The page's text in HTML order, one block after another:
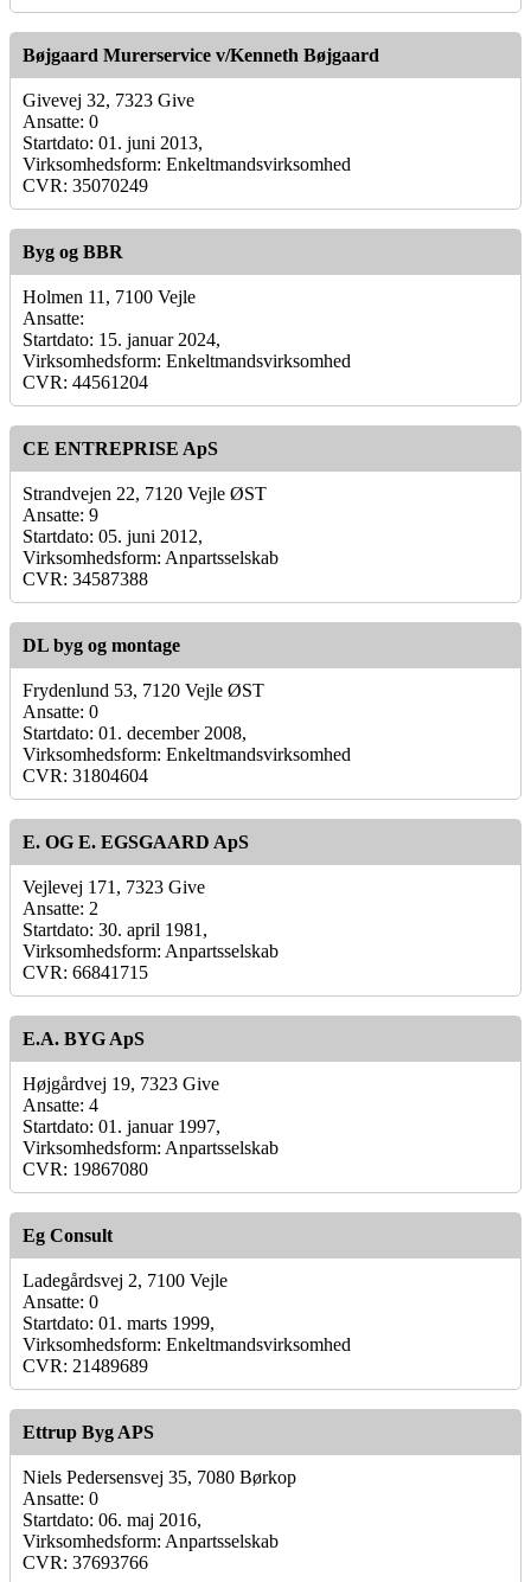
Bøjgaard Murerservice v/Kenneth Bøjgaard
Givevej 32, 7323 Give
Ansatte: 0
Startdato: 01. juni 2013,
Virksomhedsform: Enkeltmandsvirksomhed
CVR: 35070249
Byg og BBR
Holmen 11, 7100 Vejle
Ansatte:
Startdato: 15. januar 2024,
Virksomhedsform: Enkeltmandsvirksomhed
CVR: 44561204
CE ENTREPRISE ApS
Strandvejen 22, 7120 Vejle ØST
Ansatte: 9
Startdato: 05. juni 2012,
Virksomhedsform: Anpartsselskab
CVR: 34587388
DL byg og montage
Frydenlund 53, 7120 Vejle ØST
Ansatte: 0
Startdato: 01. december 2008,
Virksomhedsform: Enkeltmandsvirksomhed
CVR: 31804604
E. OG E. EGSGAARD ApS
Vejlevej 171, 7323 Give
Ansatte: 2
Startdato: 30. april 1981,
Virksomhedsform: Anpartsselskab
CVR: 66841715
E.A. BYG ApS
Højgårdvej 19, 7323 Give
Ansatte: 4
Startdato: 01. januar 1997,
Virksomhedsform: Anpartsselskab
CVR: 19867080
Eg Consult
Ladegårdsvej 2, 7100 Vejle
Ansatte: 0
Startdato: 01. marts 1999,
Virksomhedsform: Enkeltmandsvirksomhed
CVR: 21489689
Ettrup Byg APS
Niels Pedersensvej 35, 7080 Børkop
Ansatte: 0
Startdato: 06. maj 2016,
Virksomhedsform: Anpartsselskab
CVR: 37693766